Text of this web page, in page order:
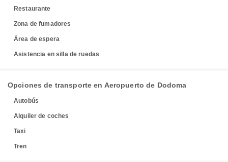
Restaurante
Zona de fumadores
Área de espera
Asistencia en silla de ruedas
Opciones de transporte en Aeropuerto de Dodoma
Autobús
Alquiler de coches
Taxi
Tren